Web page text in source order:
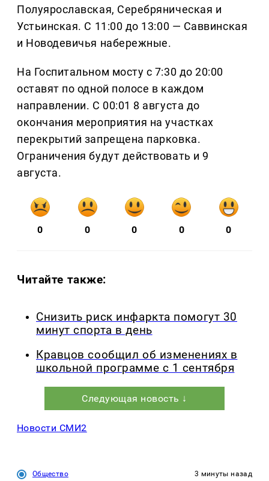
Полуярославская, Серебряническая и
Устьинская. С 11:00 до 13:00 — Саввинская
и Новодевичья набережные.
На Госпитальном мосту с 7:30 до 20:00
оставят по одной полосе в каждом
направлении. С 00:01 8 августа до
окончания мероприятия на участках
перекрытий запрещена парковка.
Ограничения будут действовать и 9
августа.
0 0 0 0 0
Читайте также:
Снизить риск инфаркта помогут 30
минут спорта в день
Кравцов сообщил об изменениях в
школьной программе с 1 сентября
Следующая новость ↓
Новости СМИ2
Общество 3 минуты назад